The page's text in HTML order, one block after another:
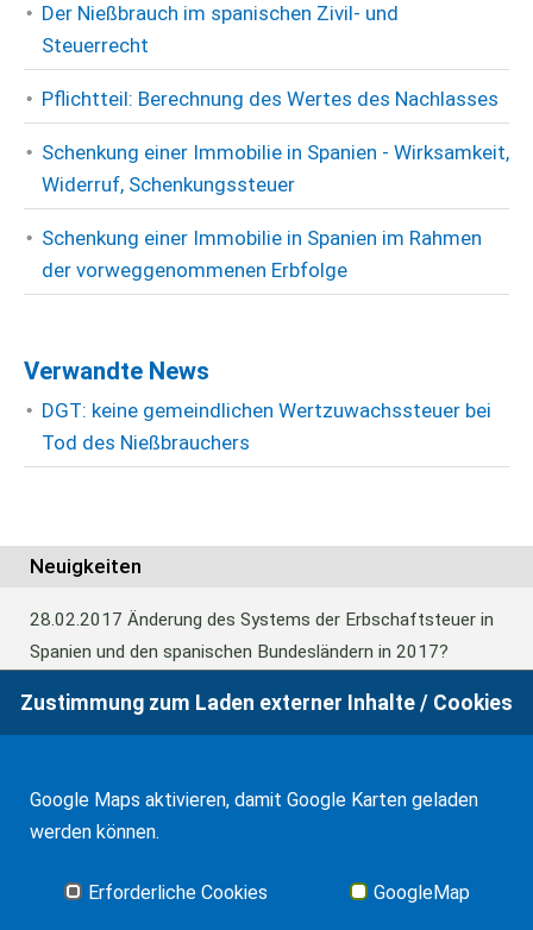
Der Nießbrauch im spanischen Zivil- und
Steuerrecht
Pflichtteil: Berechnung des Wertes des Nachlasses
Schenkung einer Immobilie in Spanien - Wirksamkeit,
Widerruf, Schenkungssteuer
Schenkung einer Immobilie in Spanien im Rahmen
der vorweggenommenen Erbfolge
Verwandte News
DGT: keine gemeindlichen Wertzuwachssteuer bei
Tod des Nießbrauchers
Neuigkeiten
28.02.2017 Änderung des Systems der Erbschaftsteuer in
Spanien und den spanischen Bundesländern in 2017?
24.06.2016Europäisches Güterrecht verabschiedet
01.01.2016
Erbschaftsteuer und Schenkungssteuer der
Zustimmung zum Laden externer Inhalte / Cookies
Google Maps aktivieren, damit Google Karten geladen
werden können.
Erforderliche Cookies GoogleMap